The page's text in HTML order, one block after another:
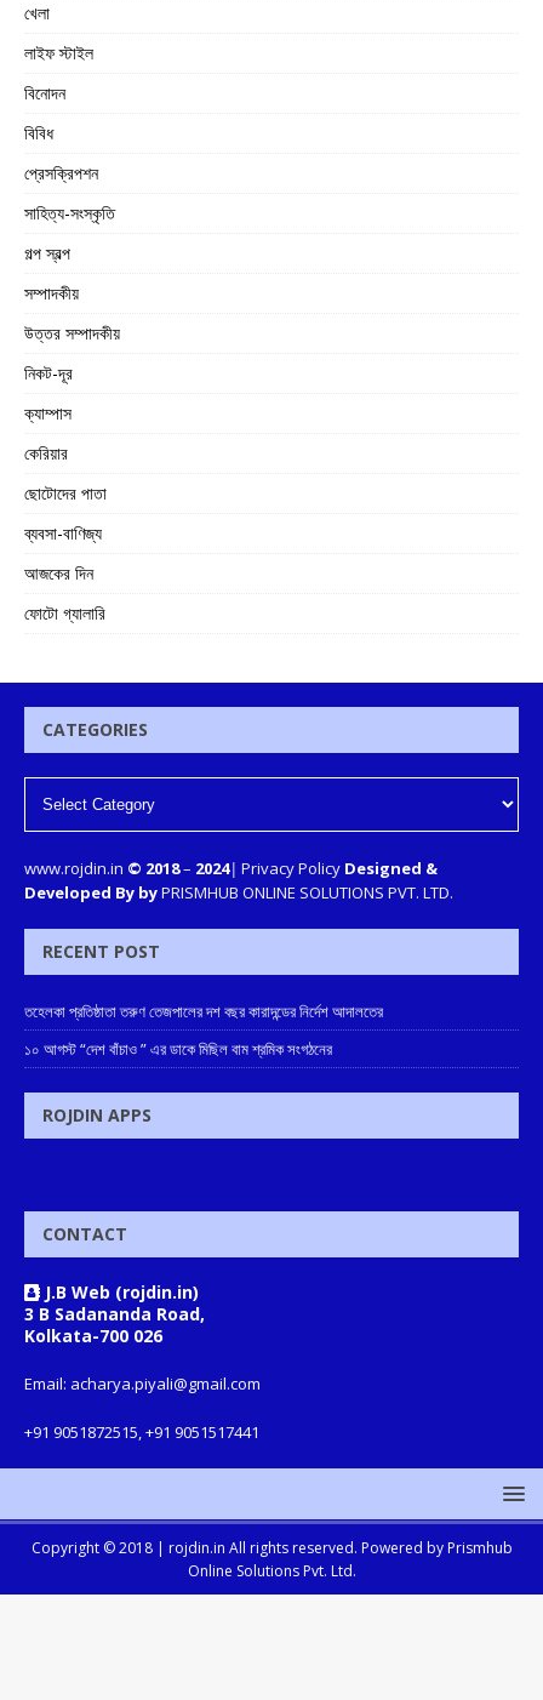
খেলা
লাইফ স্টাইল
বিনোদন
বিবিধ
প্রেসক্রিপশন
সাহিত্য-সংস্কৃতি
গল্প স্বল্প
সম্পাদকীয়
উত্তর সম্পাদকীয়
নিকট-দূর
ক্যাম্পাস
কেরিয়ার
ছোটোদের পাতা
ব্যবসা-বাণিজ্য
আজকের দিন
ফোটো গ্যালারি
CATEGORIES
www.rojdin.in © 2018– 2024| Privacy Policy Designed &
Developed By byPRISMHUB ONLINE SOLUTIONS PVT. LTD.
RECENT POST
তহেলকা প্রতিষ্ঠাতা তরুণ তেজপালের দশ বছর কারাদন্ডের নির্দেশ আদালতের
১০ আগস্ট “দেশ বাঁচাও ” এর ডাকে মিছিল বাম শ্রমিক সংগঠনের
ROJDIN APPS
CONTACT
J.B Web (rojdin.in)
3 B Sadananda Road,
Kolkata-700 026
Email: acharya.piyali@gmail.com
+91 9051872515, +91 9051517441
Copyright © 2018 | rojdin.in All rights reserved. Powered by Prismhub
Online Solutions Pvt. Ltd.